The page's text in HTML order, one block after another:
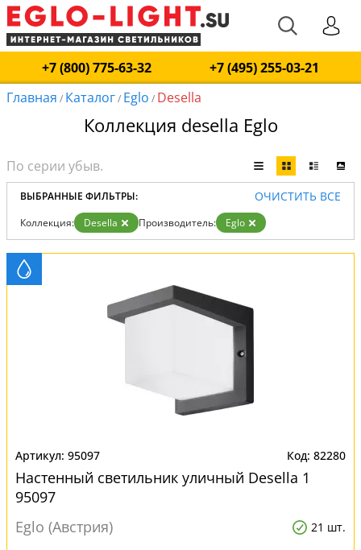
+7 (800) 775-63-32
+7 (495) 255-03-21
Главная / Каталог/ Eglo / Desella
Коллекция desella Eglo
ВЫБРАННЫЕ ФИЛЬТРЫ: ОЧИСТИТЬ ВСЕ
Коллекция: Desella Производитель: Eglo
95097 82280
Настенный светильник уличный Desella 1
95097
Eglo (Австрия)
21 шт.